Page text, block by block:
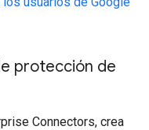
protección de
Connectors, crea